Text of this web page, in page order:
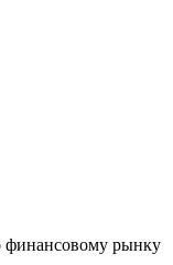
финансовому рынку